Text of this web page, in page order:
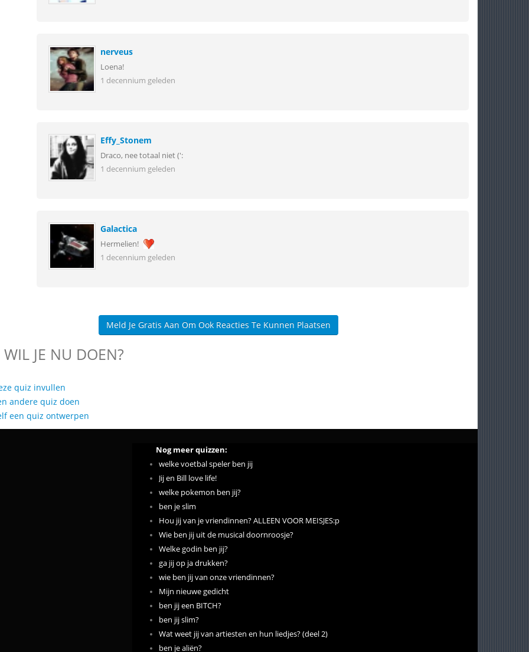
nerveus
Loena!
1 decennium geleden
Effy_Stonem
Draco, nee totaal niet (':
1 decennium geleden
Galactica
Hermelien!
1 decennium geleden
Meld Je Gratis Aan Om Ook Reacties Te Kunnen Plaatsen
JE NU DOEN?
quiz invullen
andere quiz doen
een quiz ontwerpen
Nog meer quizzen:
welke voetbal speler ben jij
Jij en Bill love life!
welke pokemon ben jij?
ben je slim
Hou jij van je vriendinnen? ALLEEN VOOR MEISJES:p
Wie ben jij uit de musical doornroosje?
Welke godin ben jij?
ga jij op ja drukken?
wie ben jij van onze vriendinnen?
Mijn nieuwe gedicht
ben jij een BITCH?
ben jij slim?
Wat weet jij van artiesten en hun liedjes? (deel 2)
ben je aliën?